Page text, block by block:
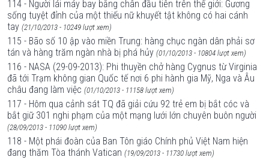
114 - Người lái máy bay bằng chân đầu tiên trên thế giới: Gương
sống tuyệt đỉnh của một thiếu nữ khuyết tật không có hai cánh
tay (21/10/2013 - 10249 lượt xem)
115 - Bão số 10 ập vào miền Trung: hàng chục ngàn dân phải sơ
tán và hàng trăm ngàn nhà bị phá hủy (01/10/2013 - 10804 lượt xem)
116 - NASA (29-09-2013): Phi thuyền chở hàng Cygnus từ Virginia
đã tới Trạm không gian Quốc tế nơi 6 phi hành gia Mỹ, Nga và Âu
châu đang làm việc (01/10/2013 - 11158 lượt xem)
117 - Hôm qua cảnh sát TQ đã giải cứu 92 trẻ em bị bắt cóc và
bắt giữ 301 nghi phạm của một mạng lưới lớn chuyên buôn người
(28/09/2013 - 11090 lượt xem)
118 - Một phái đoàn của Ban Tôn giáo Chính phủ Việt Nam hiện
đang thăm Tòa thánh Vatican (19/09/2013 - 11730 lượt xem)